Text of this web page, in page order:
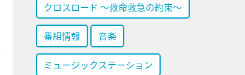
クロスロード ～救命救急の約束～
番組情報 音楽
ミュージックステーション